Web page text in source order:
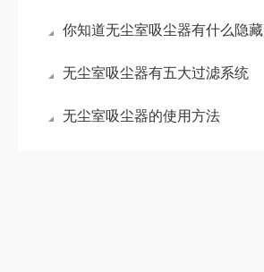
你知道无尘室吸尘器有什么隐藏的特殊效果吗？
无尘室吸尘器有五大过滤系统
无尘室吸尘器的使用方法